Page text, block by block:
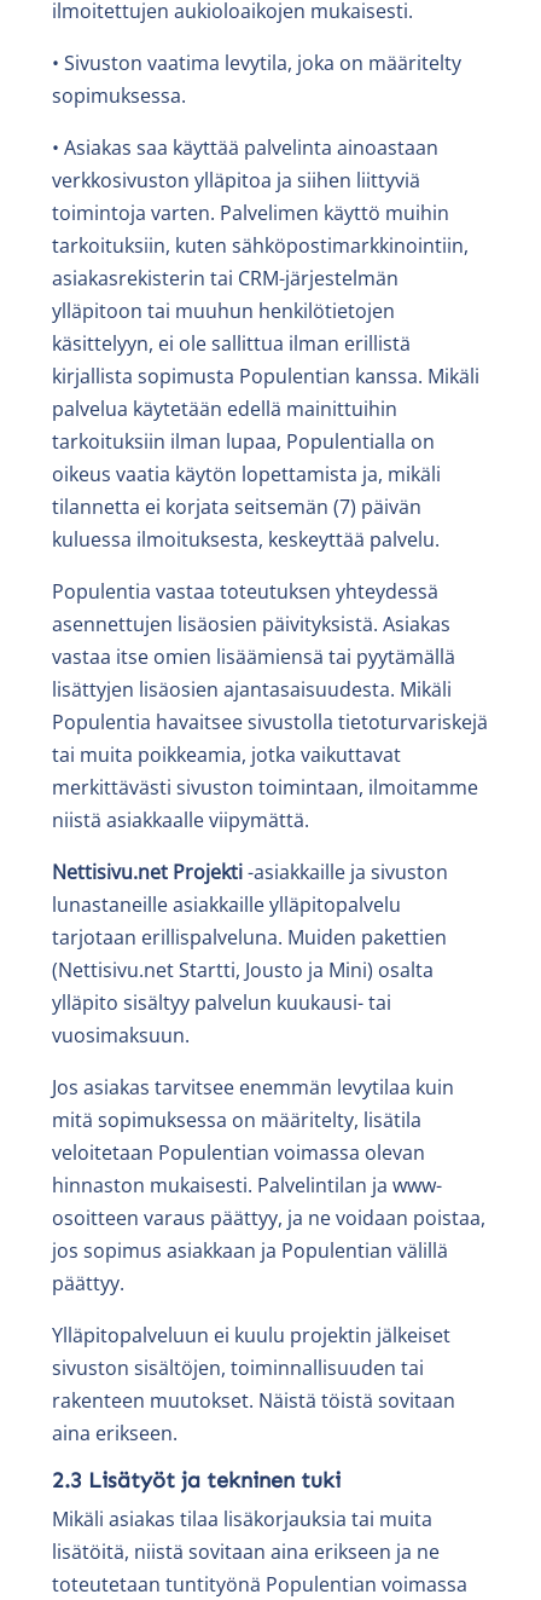
ilmoitettujen aukioloaikojen mukaisesti.
• Sivuston vaatima levytila, joka on määritelty
sopimuksessa.
• Asiakas saa käyttää palvelinta ainoastaan
verkkosivuston ylläpitoa ja siihen liittyviä
toimintoja varten. Palvelimen käyttö muihin
tarkoituksiin, kuten sähköpostimarkkinointiin,
asiakasrekisterin tai CRM-järjestelmän
ylläpitoon tai muuhun henkilötietojen
käsittelyyn, ei ole sallittua ilman erillistä
kirjallista sopimusta Populentian kanssa. Mikäli
palvelua käytetään edellä mainittuihin
tarkoituksiin ilman lupaa, Populentialla on
oikeus vaatia käytön lopettamista ja, mikäli
tilannetta ei korjata seitsemän (7) päivän
kuluessa ilmoituksesta, keskeyttää palvelu.
Populentia vastaa toteutuksen yhteydessä
asennettujen lisäosien päivityksistä. Asiakas
vastaa itse omien lisäämiensä tai pyytämällä
lisättyjen lisäosien ajantasaisuudesta. Mikäli
Populentia havaitsee sivustolla tietoturvariskejä
tai muita poikkeamia, jotka vaikuttavat
merkittävästi sivuston toimintaan, ilmoitamme
niistä asiakkaalle viipymättä.
Nettisivu.net Projekti-asiakkaille ja sivuston
lunastaneille asiakkaille ylläpitopalvelu
tarjotaan erillispalveluna. Muiden pakettien
(Nettisivu.net Startti, Jousto ja Mini) osalta
ylläpito sisältyy palvelun kuukausi- tai
vuosimaksuun.
Jos asiakas tarvitsee enemmän levytilaa kuin
mitä sopimuksessa on määritelty, lisätila
veloitetaan Populentian voimassa olevan
hinnaston mukaisesti. Palvelintilan ja www-
osoitteen varaus päättyy, ja ne voidaan poistaa,
jos sopimus asiakkaan ja Populentian välillä
päättyy.
Ylläpitopalveluun ei kuulu projektin jälkeiset
sivuston sisältöjen, toiminnallisuuden tai
rakenteen muutokset. Näistä töistä sovitaan
aina erikseen.
2.3 Lisätyöt ja tekninen tuki
Mikäli asiakas tilaa lisäkorjauksia tai muita
lisätöitä, niistä sovitaan aina erikseen ja ne
toteutetaan tuntityönä Populentian voimassa